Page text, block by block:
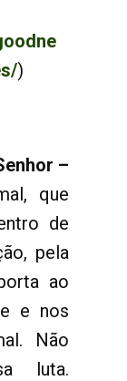
)
–
que
de
pela
ao
e nos
Não
luta.